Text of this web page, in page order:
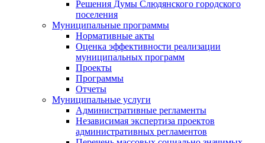
Решения Думы Слюдянского городского
поселения
Муниципальные программы
Нормативные акты
Оценка эффективности реализации
муниципальных программ
Проекты
Программы
Отчеты
Муниципальные услуги
Административные регламенты
Независимая экспертиза проектов
административных регламентов